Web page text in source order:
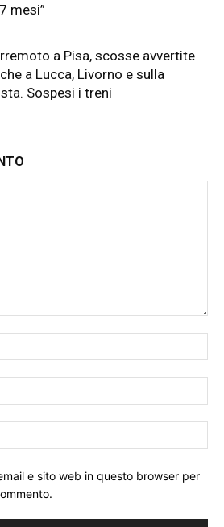
mesi”
a Pisa, scosse avvertite
a Lucca, Livorno e sulla
Sospesi i treni
e sito web in questo browser per